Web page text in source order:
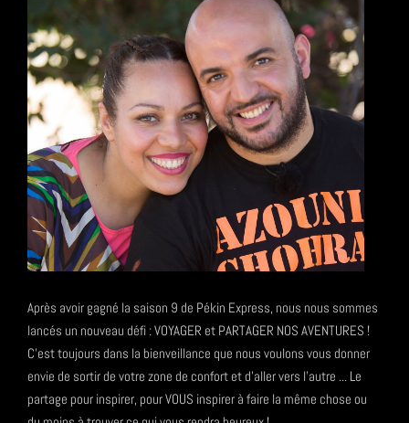
Après avoir gagné la saison 9 de Pékin Express, nous nous sommes
lancés un nouveau défi : VOYAGER et PARTAGER NOS AVENTURES !
C'est toujours dans la bienveillance que nous voulons vous donner
envie de sortir de votre zone de confort et d'aller vers l'autre ... Le
partage pour inspirer, pour VOUS inspirer à faire la même chose ou